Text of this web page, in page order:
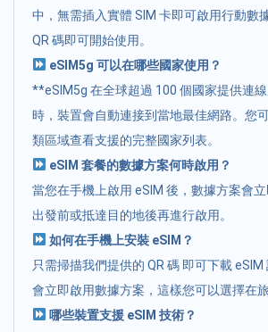
中，無需插入實體 SIM 卡即可啟用行動數
QR 碼即可開始使用。
eSIM5g 可以在哪些國家使用？
**eSIM5g 在全球超過 100 個國家提供連
時，裝置會自動連接到當地最佳網路。您
類區域查看支援的完整國家列表。
eSIM 套餐的數據方案何時啟用？
當您在手機上啟用 eSIM 後，數據方案會
出發前或抵達目的地後再進行啟用。
如何在手機上安裝 eSIM？
只需掃描我們提供的 QR 碼 即可下載
會立即啟用數據方案，這樣您可以選擇在
哪些裝置支援 eSIM 技術？